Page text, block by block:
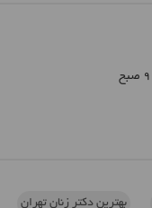
بهترین دکتر زنان تهران